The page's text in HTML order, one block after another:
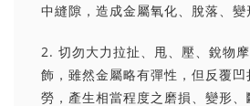
中縫隙，造成金屬氧化、脫落、變
2. 切勿大力拉扯、甩、壓、銳物
飾，雖然金屬略有彈性，但反覆
勞，產生相當程度之磨損、變形、